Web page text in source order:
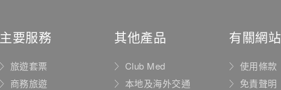
主要服務
旅遊套票
商務旅遊
其他產品
Club Med
本地及海外交通
有關網站
使用條款
免責聲明